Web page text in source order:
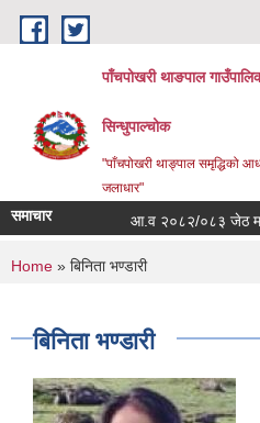
Skip to main content
पाँचपोखरी थाङपाल
सिन्धुपाल्चोक
"पाँचपोखरी थाङ्पाल समृद्धिको
जलाधार"
समाचार आ.व २०८२/०८३ जेठ मसान्त
You are here
Home » बिनिता भण्डारी
बिनिता भण्डारी